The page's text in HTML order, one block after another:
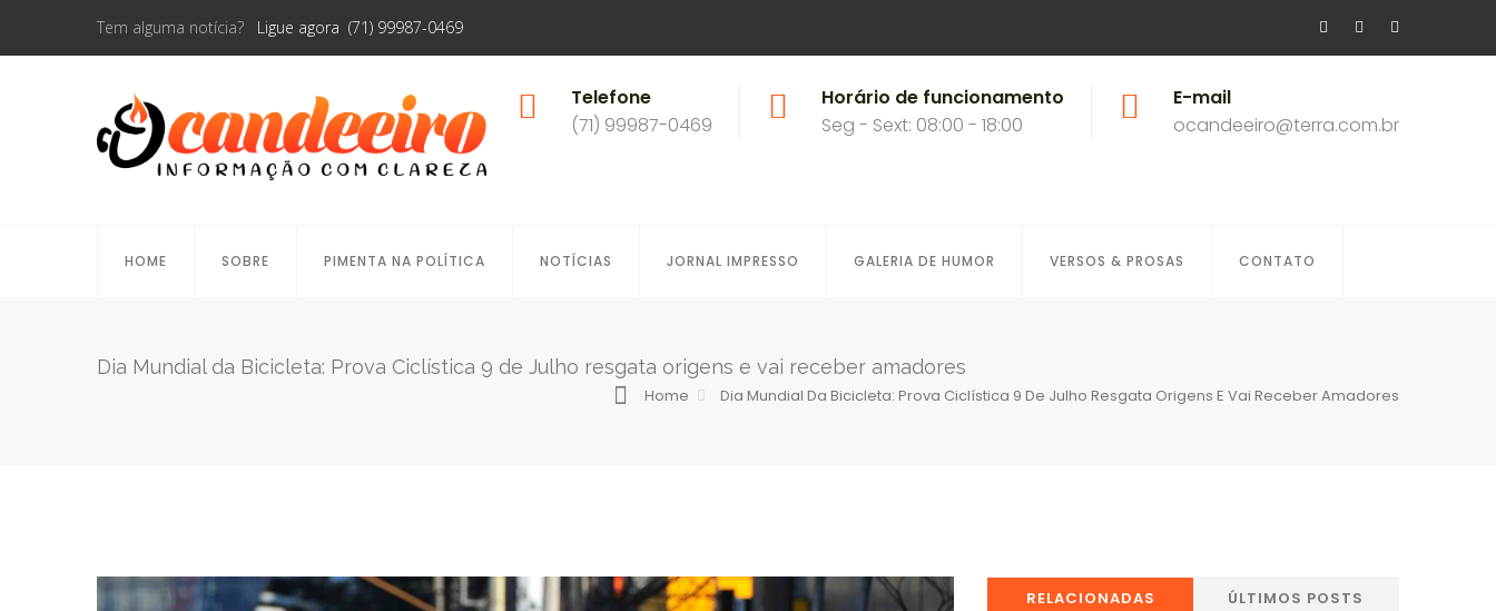
Tem alguma notícia? Ligue agora (71) 99987-0469
Telefone
(71) 99987-0469
Horário de funcionamento
Seg - Sext: 08:00 - 18:00
E-mail
ocandeeiro@terra.com.br
HOME SOBRE PIMENTA NA POLÍTICA NOTÍCIAS JORNAL IMPRESSO GALERIA DE HUMOR VERSOS & PROSAS CONTATO
Dia Mundial da Bicicleta: Prova Ciclística 9 de Julho resgata origens e vai receber amadores
Home Dia Mundial Da Bicicleta: Prova Ciclística 9 De Julho Resgata Origens E Vai Receber Amadores
RELACIONADAS ÚLTIMOS POSTS